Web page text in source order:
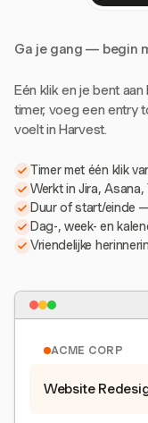
Ga je gang — begin
Eén klik en je bent
timer, voeg een entry
voelt in Harvest.
Timer met één klik
Werkt in Jira,
Duur of start/einde
Dag-, week- en
Vriendelijke
ACME CORP
Website